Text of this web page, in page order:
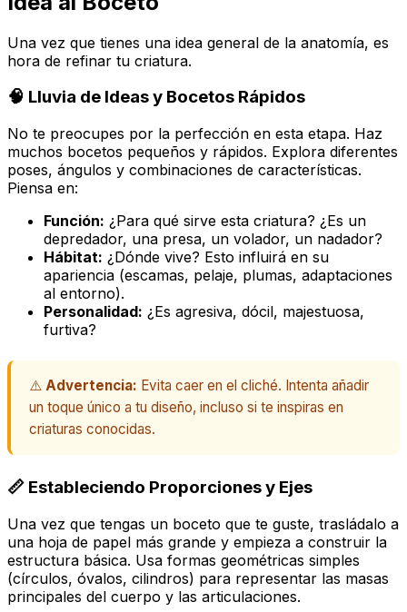
Una vez que tienes una idea general de la anatomía, es
hora de refinar tu criatura.
🧠 Lluvia de Ideas y Bocetos Rápidos
No te preocupes por la perfección en esta etapa. Haz
muchos bocetos pequeños y rápidos. Explora diferentes
poses, ángulos y combinaciones de características.
Piensa en:
Función: ¿Para qué sirve esta criatura? ¿Es un
depredador, una presa, un volador, un nadador?
Hábitat: ¿Dónde vive? Esto influirá en su
apariencia (escamas, pelaje, plumas, adaptaciones
al entorno).
Personalidad: ¿Es agresiva, dócil, majestuosa,
furtiva?
⚠️ Advertencia: Evita caer en el cliché. Intenta añadir
un toque único a tu diseño, incluso si te inspiras en
criaturas conocidas.
📏 Estableciendo Proporciones y Ejes
Una vez que tengas un boceto que te guste, trasládalo a
una hoja de papel más grande y empieza a construir la
estructura básica. Usa formas geométricas simples
(círculos, óvalos, cilindros) para representar las masas
principales del cuerpo y las articulaciones.